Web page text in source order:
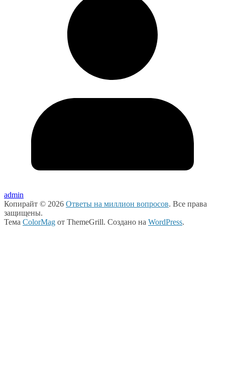
admin
Копирайт © 2026 Ответы на миллион вопросов. Все права
защищены.
Тема ColorMag от ThemeGrill. Создано на WordPress.